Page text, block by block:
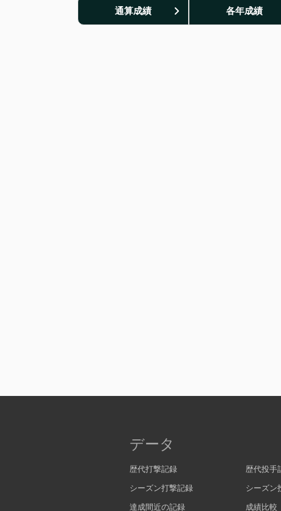
通算成績 各年成績
データ
歴代打撃記録
歴代投手
シーズン打撃記録
シーズン
達成間近の記録
成績比較